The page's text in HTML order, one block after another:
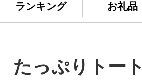
ランキング お礼品
たっぷりトー